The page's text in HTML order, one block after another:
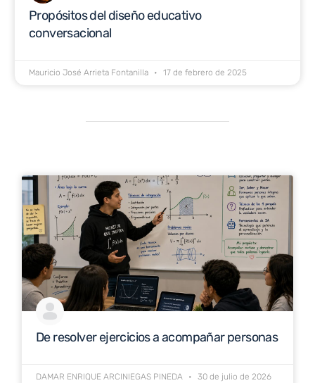
Propósitos del diseño educativo
conversacional
Mauricio José Arrieta Fontanilla 17 de febrero de 2025
De resolver ejercicios a acompañar personas
DAMAR ENRIQUE ARCINIEGAS PINEDA 30 de julio de 2026